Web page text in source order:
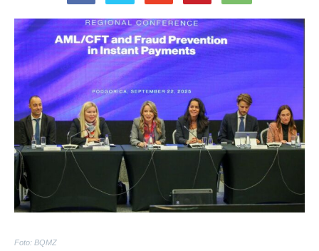
Foto: BQMZ